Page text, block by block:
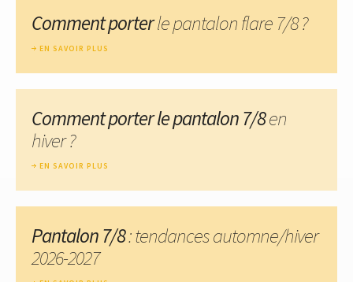
Comment porterle pantalon flare 7/8 ?
EN SAVOIR PLUS
Comment porter le pantalon 7/8en
hiver ?
EN SAVOIR PLUS
Pantalon 7/8: tendances automne/hiver
2026-2027